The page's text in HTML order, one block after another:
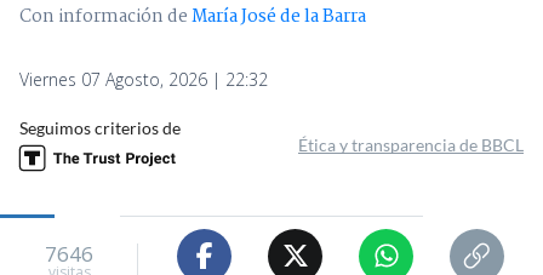
Con información deMaría José de la Barra
Viernes 07 Agosto, 2026 | 22:32
Seguimos criterios de
Ética y transparencia de BBCL
7646